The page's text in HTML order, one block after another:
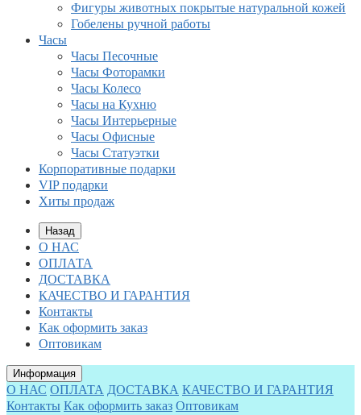
Фигуры животных покрытые натуральной кожей
Гобелены ручной работы
Часы
Часы Песочные
Часы Фоторамки
Часы Колесо
Часы на Кухню
Часы Интерьерные
Часы Офисные
Часы Статуэтки
Корпоративные подарки
VIP подарки
Хиты продаж
Назад
О НАС
ОПЛАТА
ДОСТАВКА
КАЧЕСТВО И ГАРАНТИЯ
Контакты
Как оформить заказ
Оптовикам
Информация
О НАС ОПЛАТА ДОСТАВКА КАЧЕСТВО И ГАРАНТИЯ
Контакты Как оформить заказ Оптовикам